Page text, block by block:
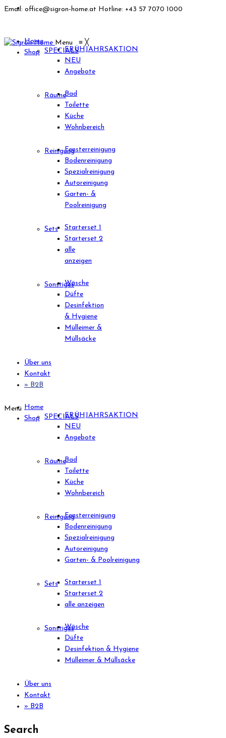
Email: office@sigron-home.at Hotline: +43 57 7070 1000
Menu ≡ ╳
Home
Shop SPECIALSFRÜHJAHRSAKTION
NEU
Angebote
RäumeBad
Toilette
Küche
Wohnbereich
ReinigungFensterreinigung
Bodenreinigung
Spezialreinigung
Autoreinigung
Garten- &
Poolreinigung
Sets
Starterset 1
Starterset 2
alle
anzeigen
SonstigesWäsche
Düfte
Desinfektion
& Hygiene
Mülleimer &
Müllsäcke
Über uns
Kontakt
» B2B
Menü Home
Shop SPECIALSFRÜHJAHRSAKTION
NEU
Angebote
RäumeBad
Toilette
Küche
Wohnbereich
ReinigungFensterreinigung
Bodenreinigung
Spezialreinigung
Autoreinigung
Garten- & Poolreinigung
Sets
Starterset 1
Starterset 2
alle anzeigen
SonstigesWäsche
Düfte
Desinfektion & Hygiene
Mülleimer & Müllsäcke
Über uns
Kontakt
» B2B
Search